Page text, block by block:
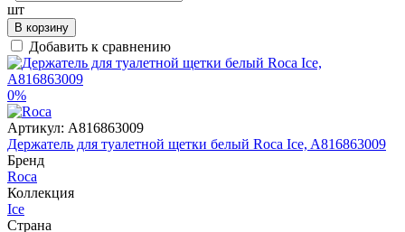
шт
В корзину
Добавить к сравнению
0%
Артикул: A816863009
Держатель для туалетной щетки белый Roca Ice, A816863009
Бренд
Roca
Коллекция
Ice
Страна